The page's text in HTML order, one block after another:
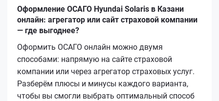
Оформление ОСАГО Hyundai Solaris в Казани
онлайн: агрегатор или сайт страховой компании
— где выгоднее?
Оформить ОСАГО онлайн можно двумя
способами: напрямую на сайте страховой
компании или через агрегатор страховых услуг.
Разберём плюсы и минусы каждого варианта,
чтобы вы смогли выбрать оптимальный способ